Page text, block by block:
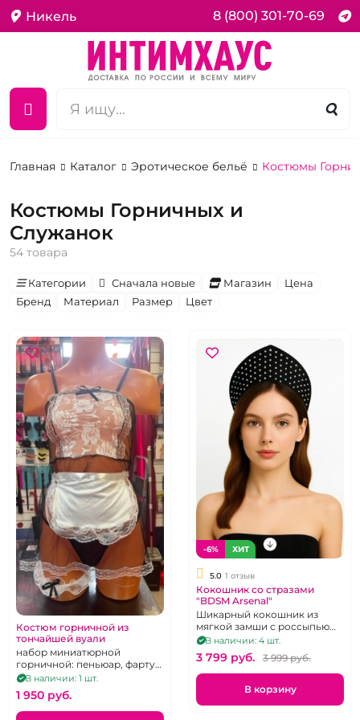
Никель 8 (800) 301-70-69
Главная Каталог Эротическое бельё Костюмы
Костюмы Горничных и
Служанок
54 товара
Категории Сначала новые Магазин
Цена
Бренд
Материал Размер Цвет
Костюм горничной из
тончайшей вуали
набор миниатюрной
горничной: пеньюар, фартук,
чепчик, нарукавники,
подвязка, трусики-стринги,
р 38-40
В наличии: 1 шт.
1 950 pуб.
-6% ХИТ
5.0 1 отзыв
Кокошник со стразами
"BDSM Arsenal"
Шикарный кокошник из
мягкой замши с россыпью
страз.
В наличии: 4 шт.
3 799 pуб. 3 999 pуб.
В корзину